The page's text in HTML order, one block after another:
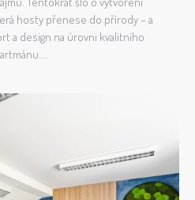
hosty přenese do přírody – a
a design na úrovni kvalitního